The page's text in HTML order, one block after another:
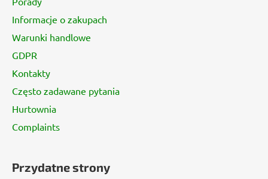
Informacje o zakupach
Warunki handlowe
GDPR
Kontakty
Często zadawane pytania
Hurtownia
Complaints
Przydatne strony